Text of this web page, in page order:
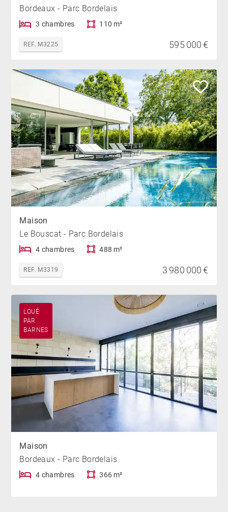
Bordeaux - Parc Bordelais
3 chambres 110 m²
REF. M3225 595 000 €
Maison
Le Bouscat - Parc Bordelais
4 chambres 488 m²
REF. M3319 3 980 000 €
LOUÉ
PAR
BARNES
Maison
Bordeaux - Parc Bordelais
4 chambres 366 m²